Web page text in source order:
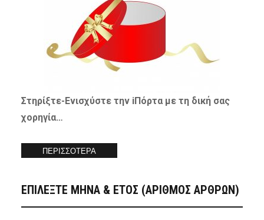
Στηρίξτε-Ενισχύστετην iΠόρτα με τη δική σας
χορηγία…
ΠΕΡΙΣΣΟΤΕΡΑ
ΕΠΙΛΕΞΤΕ ΜΗΝΑ & ΕΤΟΣ (ΑΡΙΘΜΟΣ ΑΡΘΡΩΝ)